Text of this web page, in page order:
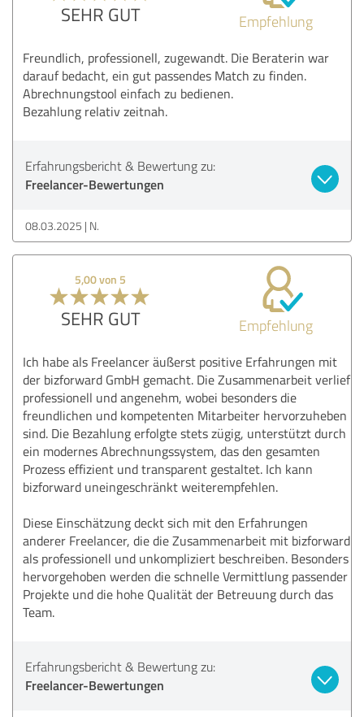
SEHR GUT Empfehlung
Freundlich, professionell, zugewandt. Die Beraterin war
darauf bedacht, ein gut passendes Match zu finden.
Abrechnungstool einfach zu bedienen.
Bezahlung relativ zeitnah.
Erfahrungsbericht & Bewertung zu:
Freelancer-Bewertungen
08.03.2025 N.
5,00 von 5
SEHR GUT Empfehlung
Ich habe als Freelancer äußerst positive Erfahrungen mit
der bizforward GmbH gemacht. Die Zusammenarbeit verlief
professionell und angenehm, wobei besonders die
freundlichen und kompetenten Mitarbeiter hervorzuheben
sind. Die Bezahlung erfolgte stets zügig, unterstützt durch
ein modernes Abrechnungssystem, das den gesamten
Prozess effizient und transparent gestaltet. Ich kann
bizforward uneingeschränkt weiterempfehlen.
Diese Einschätzung deckt sich mit den Erfahrungen
anderer Freelancer, die die Zusammenarbeit mit bizforward
als professionell und unkompliziert beschreiben. Besonders
hervorgehoben werden die schnelle Vermittlung passender
Projekte und die hohe Qualität der Betreuung durch das
Team.
Erfahrungsbericht & Bewertung zu:
Freelancer-Bewertungen